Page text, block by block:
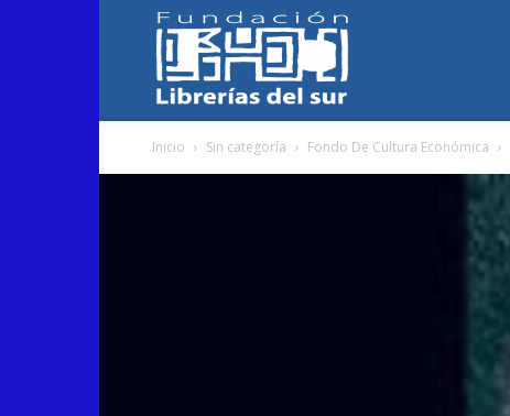
Librerías
Inicio Sin categoría Fondo De Cultura Económica